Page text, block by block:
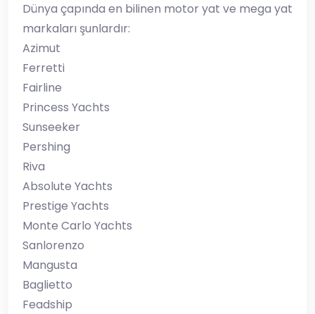
Dünya çapında en bilinen motor yat ve mega yat
markaları şunlardır:
Azimut
Ferretti
Fairline
Princess Yachts
Sunseeker
Pershing
Riva
Absolute Yachts
Prestige Yachts
Monte Carlo Yachts
Sanlorenzo
Mangusta
Baglietto
Feadship